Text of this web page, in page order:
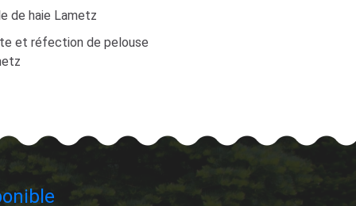
de haie Lametz
et réfection de pelouse